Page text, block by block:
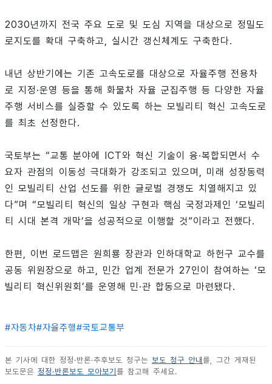
2030년까지 전국 주요 도로 및 도심 지역을 대상으로 정밀도
로지도를 확대 구축하고, 실시간 갱신체계도 구축한다.
내년 상반기에는 기존 고속도로를 대상으로 자율주행 전용차
로 지정·운영 등을 통해 화물차 자율 군집주행 등 다양한 자율
주행 서비스를 실증할 수 있도록 하는 모빌리티 혁신 고속도로
를 최초 선정한다.
국토부는 “교통 분야에 ICT와 혁신 기술이 융·복합되면서 수
요자 관점의 이동성 극대화가 강조되고 있으며, 미래 성장동력
인 모빌리티 산업 선도를 위한 글로벌 경쟁도 치열해지고 있
다”며 “모빌리티 혁신의 일상 구현과 핵심 국정과제인 ‘모빌리
티 시대 본격 개막’을 성공적으로 이행할 것”이라고 전했다.
한편, 이번 로드맵은 원희룡 장관과 인하대학교 하헌구 교수를
공동 위원장으로 하고, 민간 업계 전문가 27인이 참여하는 ‘모
빌리티 혁신위원회’를 운영해 민·관 합동으로 마련됐다.
#자동차#자율주행#국토교통부
본 기사에 대한 정정·반론·추후보도 청구는 보도 청구 안내 를, 그간 게재된
보도문은 정정·반론보도 모아보기 를 참고해 주세요.